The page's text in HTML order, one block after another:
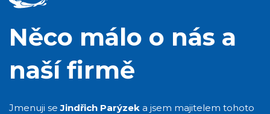
Něco málo o nás a
naší firmě
Jmenuji seJindřich Parýzek a jsem majitelem tohoto